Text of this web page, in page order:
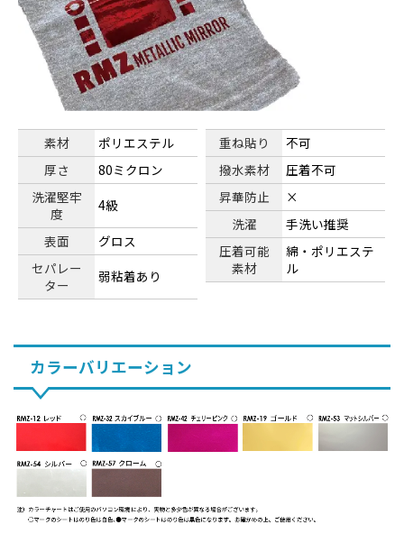
素材
ポリエステル
厚さ
80ミクロン
洗濯堅牢
度
4級
表面
グロス
セパレー
ター
弱粘着あり
重ね貼り
不可
撥水素材
圧着不可
昇華防止
×
洗濯
手洗い推奨
圧着可能
素材
綿・ポリエステ
ル
カラーバリエーション